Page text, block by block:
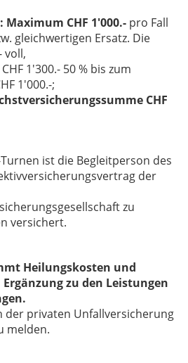
CHF 1'000.- pro Fall
gleichwertigen Ersatz. Die
voll,
1'300.- 50 % bis zum
1'000.-;
CHF
ist die Begleitperson des
der
zu
versichert.
Heilungskosten und
zu den Leistungen
der privaten Unfallversicherung
melden.